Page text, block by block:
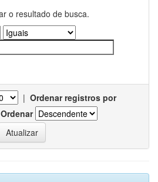
o resultado de busca.
| Ordenar registros por
Ordenar